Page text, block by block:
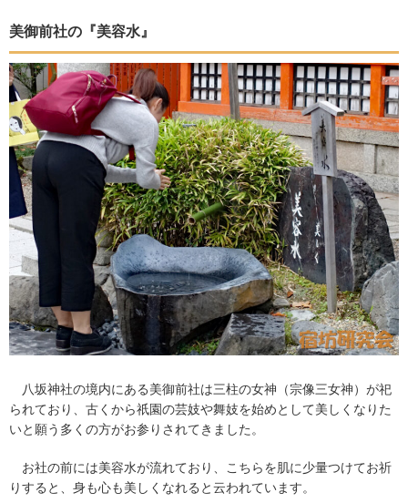
美御前社の『美容水』
八坂神社の境内にある美御前社は三柱の女神（宗像三女神）が祀
られており、古くから祇園の芸妓や舞妓を始めとして美しくなりた
いと願う多くの方がお参りされてきました。
お社の前には美容水が流れており、こちらを肌に少量つけてお祈
りすると、身も心も美しくなれると云われています。